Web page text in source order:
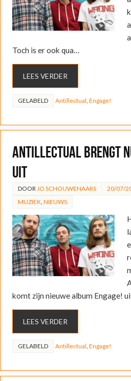
Toch is er ook qua…
LEES VERDER
GELABELD Antillectual Engage!
Antillectual brengt
uit
DOOR JO SCHOUWENAARS
20/07/
MUZIEK NIEUWS
komt zijn nieuwe album Engage!
LEES VERDER
GELABELD Antillectual Engage!